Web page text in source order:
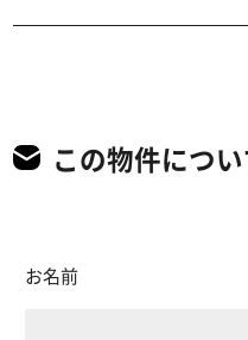
この物件につ
お名前